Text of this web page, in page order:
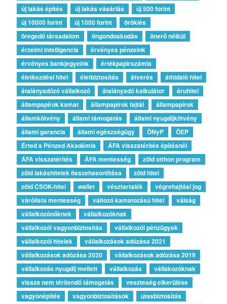
új lakás építés új lakás vásárlás
új 500 forint
új 10000 forint
új 1000 forint
öröklés
öregedő társadalom
öngondoskodás
önerő nélkül
érzelmi intelligencia
érvényes pénzeink
érvényes bankjegyeink
értékpapírszámla
életkezdési hitel
életbiztosítás átverés
áthidaló hitel
átalányadózó vállalkozó
átalányadó kalkulátor
áruhitel
állampapírok kamat
állampapírok fajtái
állampapírok
államkötvény
állami támogatás
állami nyugdíjkötvény
állami garancia
állami egészségügy ÖNyP
ÖEP
Érted a Pénzed Akadémia
ÁFA visszatérítés építésnél
ÁFA visszatérítés
ÁFA mentesség
zöld otthon program
zöld lakáshitelek összehasonlítása
zöld hitel
zöld CSOK-hitel
wallet vésztartalék
végrehajtási jog
várólista mentesség
változó kamatozású hitel
válság
vállalkozónőknek
vállalkozóknak
vállalkozói vagyonbiztosítás
vállalkozói pénzügyek
vállalkozói hitelek
vállalkozások adózása 2021
vállalkozások adózása 2020
vállalkozások adózása 2019
vállalkozás nyugdíj mellett
vállalkozás
vállakozóknak
vissza nem térítendő támogatás
veszteség elkerülése
vagyonépítés
vagyonbiztosítások
utasbiztosítás